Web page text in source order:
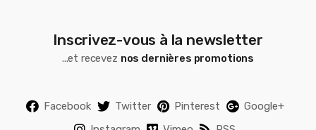
Inscrivez-vous à la newsletter
...et recevez nos dernières promotions
Facebook Twitter Pinterest
Google+